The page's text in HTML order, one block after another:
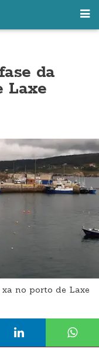
da
Laxe
no porto de Laxe